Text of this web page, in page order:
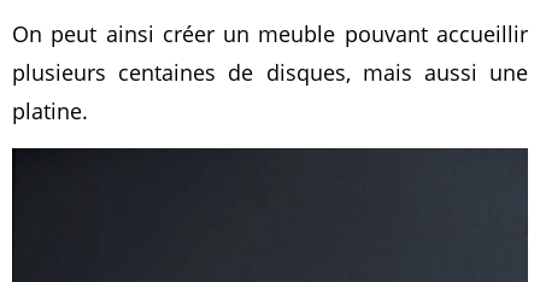
On peut ainsi créer un meuble pouvant accueillir
plusieurs centaines de disques, mais aussi une
platine.